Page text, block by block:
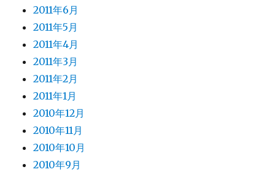
2011年6月
2011年5月
2011年4月
2011年3月
2011年2月
2011年1月
2010年12月
2010年11月
2010年10月
2010年9月